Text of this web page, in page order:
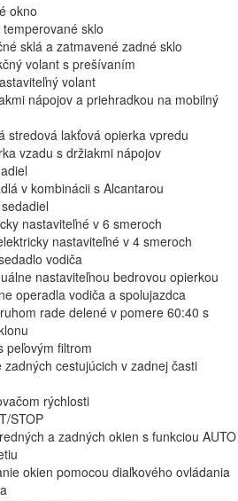
okno
sklo
sklá a zatmavené zadné sklo
volant s prešívaním
volant
nápojov a priehradkou na mobilný
stredová lakťová opierka vpredu
vzadu s držiakmi nápojov
v kombinácii s Alcantarou
nastaviteľné v 6 smeroch
nastaviteľné v 4 smeroch
vodiča
nastaviteľnou bedrovou opierkou
operadla vodiča a spolujazdca
rade delené v pomere 60:40 s
peľovým filtrom
cestujúcich v zadnej časti
rýchlosti
STOP
a zadných okien s funkciou AUTO
okien pomocou diaľkového ovládania